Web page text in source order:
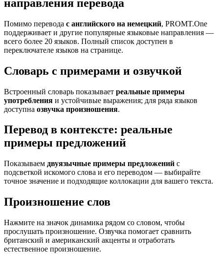
направления перевода
Помимо перевода с английского на немецкий, PROMT.One
поддерживает и другие популярные языковые направления —
всего более 20 языков. Полный список доступен в
переключателе языков на странице.
Словарь с примерами и озвучкой
Встроенный словарь показывает реальные примеры
употребления и устойчивые выражения; для ряда языков
доступна озвучка произношения.
Перевод в контексте: реальные
примеры предложений
Показываем двуязычные примеры предложений с
подсветкой искомого слова и его переводом — выбирайте
точное значение и подходящие коллокации для вашего текста.
Произношение слов
Нажмите на значок динамика рядом со словом, чтобы
прослушать произношение. Озвучка помогает сравнить
британский и американский акценты и отработать
естественное произношение.